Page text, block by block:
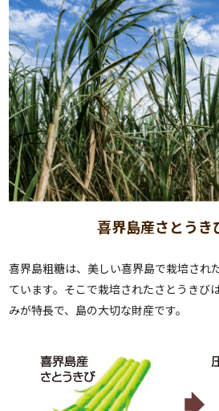
喜界島産さとうき
喜界島粗糖は、美しい喜界島で栽培され
ています。そこで栽培されたさとうきび
みが特長で、島の大切な財産です。